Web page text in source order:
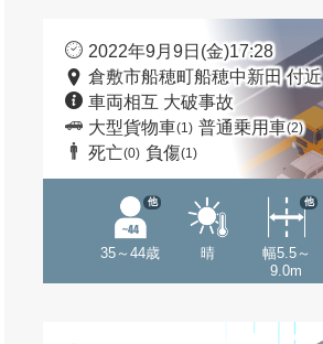
2022年9月9日(金)17:28
倉敷市船穂町船穂中新田 付近
車両相互 大破事故
大型貨物車(1) 普通乗用車(2)
死亡(0) 負傷(1)
35～44歳
他
晴
幅5.5～
9.0m
他